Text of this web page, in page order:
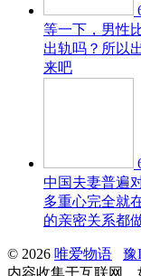
等一下，男性
出轨吗？所以
来吧
中国夫妻普遍
多重心完全就
的亲密关系都
© 2026 唯爱物语 豫
内容收集于互联网